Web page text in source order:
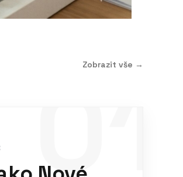
Zobrazit vše →
01